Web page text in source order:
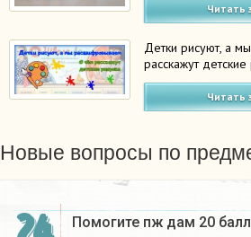
Читать
Детки рисуют, а
расскажут детские
Читать
Новые вопросы по
Помогите пж дам 20